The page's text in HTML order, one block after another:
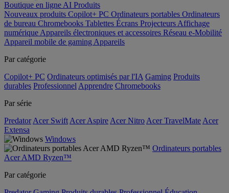
Boutique en ligne AI Produits
Nouveaux produits Copilot+ PC Ordinateurs portables Ordinateurs
de bureau Chromebooks Tablettes Écrans Projecteurs Affichage
numérique Appareils électroniques et accessoires Réseau e-Mobilité
Appareil mobile de gaming Appareils
Par catégorie
Copilot+ PC Ordinateurs optimisés par l'IA Gaming Produits
durables Professionnel Apprendre Chromebooks
Par série
Predator Acer Swift Acer Aspire Acer Nitro Acer TravelMate Acer
Extensa
Windows
Ordinateurs portables
Acer AMD Ryzen™
Par catégorie